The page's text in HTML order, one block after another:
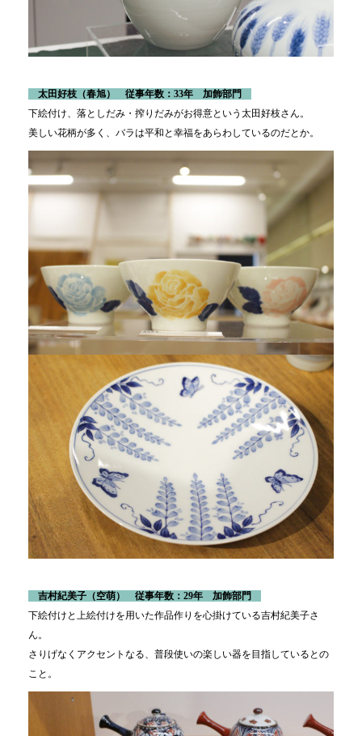
太田好枝 （春旭） 従事年数：33年 加飾部門
下絵付け、落としだみ・搾りだみがお得意という太田好枝さん。
美しい花柄が多く、バラは平和と幸福をあらわしているのだとか。
吉村紀美子 （空萌） 従事年数：29年 加飾部門
下絵付けと上絵付けを用いた作品作りを心掛けている吉村紀美子さ
ん。
さりげなくアクセントなる、普段使いの楽しい器を目指しているとの
こと。